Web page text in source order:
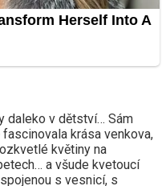
daleko v dětství… Sám
krása venkova,
květiny na
a všude kvetoucí
s vesnicí, s